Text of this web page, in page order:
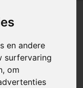
en andere
surfervaring
om
Sjaal –